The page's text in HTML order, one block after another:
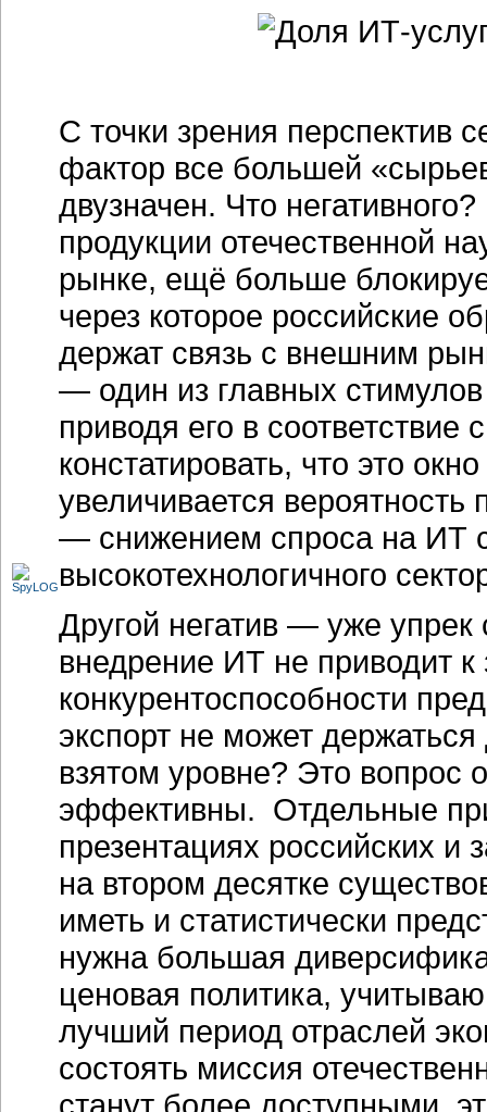
С точки зрения перспектив
фактор все большей
двузначен. Что
продукции отечественной
рынке, ещё больше
через которое российские
держат связь с внешним
— один из главных стимулов
приводя его в
констатировать, что это
увеличивается
— снижением спроса на ИТ
высокотехнологичного
Другой негатив — уже
внедрение ИТ не приводит
конкурентоспособности
экспорт не может
взятом уровне? Это вопрос
эффективны. Отдельные
презентациях российских
на втором десятке
иметь и статистически
нужна большая
ценовая политика,
лучший период отраслей
состоять миссия